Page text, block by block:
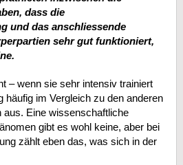
dass die
und das anschliessende
sehr gut funktioniert,
– wenn sie sehr intensiv trainiert
häufig im Vergleich zu den anderen
aus. Eine wissenschaftliche
gibt es wohl keine, aber bei
zählt eben das, was sich in der